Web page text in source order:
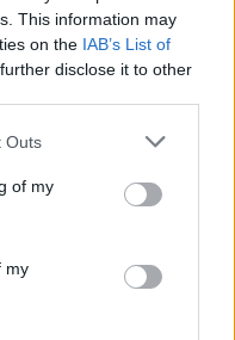
This information may
on the IAB’s List of
disclose it to other
one or more Google
You may click to
its third-party tags to
in below Google
Outs
of my
my
Jelszó
Bejelentkezés
térképes